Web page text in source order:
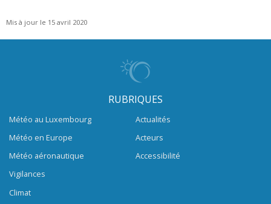
Mis à jour le 15 avril 2020
RUBRIQUES
Météo au Luxembourg
Météo en Europe
Météo aéronautique
Vigilances
Climat
Actualités
Acteurs
Accessibilité